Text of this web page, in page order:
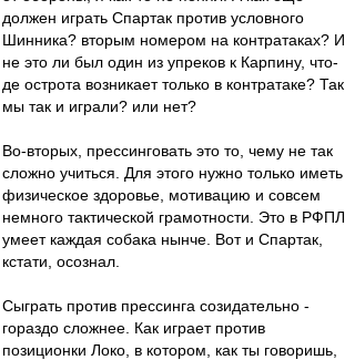
должен играть Спартак против условного
Шинника? вторым номером на контратаках? И
не это ли был один из упреков к Карпину, что-
де острота возникает только в контратаке? Так
мы так и играли? или нет?
Во-вторых, прессинговать это то, чему не так
сложно учиться. Для этого нужно только иметь
физическое здоровье, мотивацию и совсем
немного тактической грамотности. Это в РФПЛ
умеет каждая собака нынче. Вот и Спартак,
кстати, осознал.
Сыграть против прессинга созидательно -
гораздо сложнее. Как играет против
позиционки Локо, в котором, как ты говоришь,